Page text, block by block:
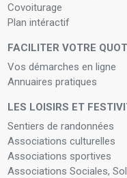
Covoiturage
Plan intéractif
FACILITER VOTRE
Vos démarches en ligne
Annuaires pratiques
LES LOISIRS ET
Sentiers de randonnées
Associations culturelles
Associations sportives
Associations Sociales,